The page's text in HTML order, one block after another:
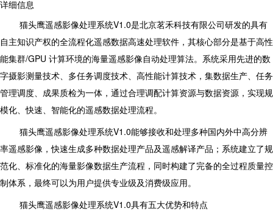
详细信息
猫头鹰遥感影像处理系统V1.0是北京茗禾科技有限公司研发的具有
自主知识产权的全流程化遥感数据高速处理软件，其核心部分是基于高性
能集群/GPU 计算环境的海量遥感影像自动处理算法。系统采用先进的数
字摄影测量技术、多任务调度技术、高性能计算技术，集数据生产、任务
管理调度、成果质检为一体，通过合理调配计算资源与数据资源，实现规
模化、快速、智能化的遥感数据处理流程。
猫头鹰遥感影像处理系统V1.0能够接收和处理多种国内外中高分辨
率遥感影像，快速生成多种数据处理产品及遥感解译产品；系统建立了规
范化、标准化的海量影像数据生产流程，同时构建了完备的全过程质量控
制体系，最终可以为用户提供专业级及消费级应用。
猫头鹰遥感影像处理系统V1.0具有五大优势和特点